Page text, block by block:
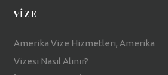
VIZE
Amerika Vize Hizmetleri, Amerika
Vizesi Nasıl Alınır?